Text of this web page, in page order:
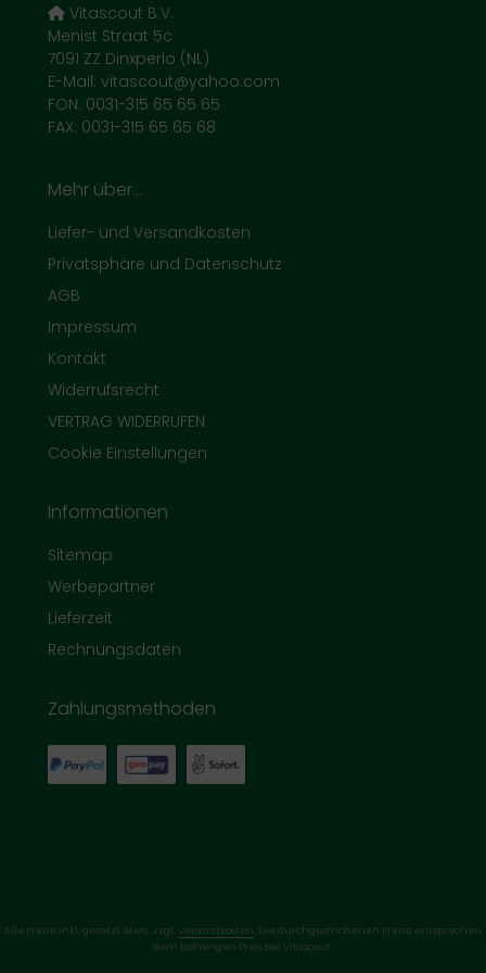
Vitascout B.V.
Menist Straat 5c
7091 ZZ Dinxperlo (NL)
E-Mail: vitascout@yahoo.com
FON: 0031-315 65 65 65
FAX: 0031-315 65 65 68
Mehr über...
Liefer- und Versandkosten
Privatsphäre und Datenschutz
AGB
Impressum
Kontakt
Widerrufsrecht
VERTRAG WIDERRUFEN
Cookie Einstellungen
Informationen
Sitemap
Werbepartner
Lieferzeit
Rechnungsdaten
Zahlungsmethoden
Alle Preise inkl. gesetzl. MwSt. zzgl. Versandkosten. Die durchgestrichenen Preise entsprechen
dem bisherigen Preis bei Vitascout.